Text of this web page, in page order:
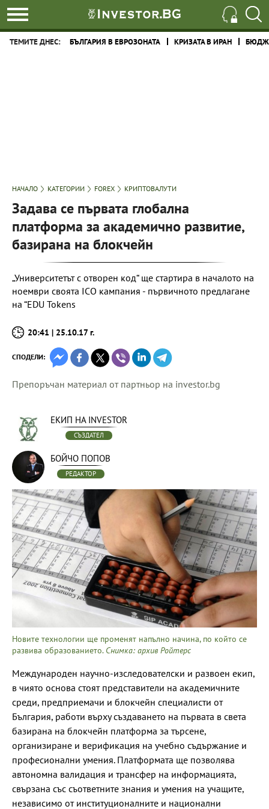
ТЕМИТЕ ДНЕС: БЪЛГАРИЯ В ЕВРОЗОНАТА КРИЗАТА В ИРАН
НАЧАЛО КАТЕГОРИИ FOREX КРИПТОВАЛУТИ
Задава се първата глобална
платформа за академично развитие,
базирана на блокчейн
„Университетът с отворен код“ ще стартира в началото на
ноември своята ICO кампания - първичното предлагане
на “EDU Tokens
20:41 | 25.10.17 г.
СПОДЕЛИ:
Препоръчан материал от партньор на investor.bg
ЕКИП НА INVESTOR
СЪЗДАТЕЛ
БОЙЧО ПОПОВ
РЕДАКТОР
Новите технологии ще променят напълно начина, по който се
развива образованието. Снимка: архив Ройтерс
Международен научно-изследователски и развоен екип,
в чиято основа стоят представители на академичните
среди, предприемачи и блокчейн специалисти от
България, работи върху създаването на първата в света
базирана на блокчейн платформа за търсене,
организиране и верификация на учебно съдържание и
професионални умения. Платформата ще позволява
автономна валидация и трансфер на информацията,
свързана със съответните знания и умения на учащите,
независимо от институционалните и национални